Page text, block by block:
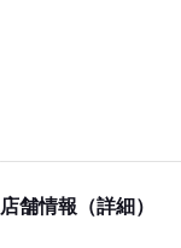
店舗情報（詳細）